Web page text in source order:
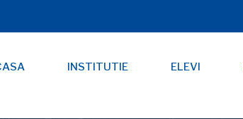
INSTITUTIE ELEVI